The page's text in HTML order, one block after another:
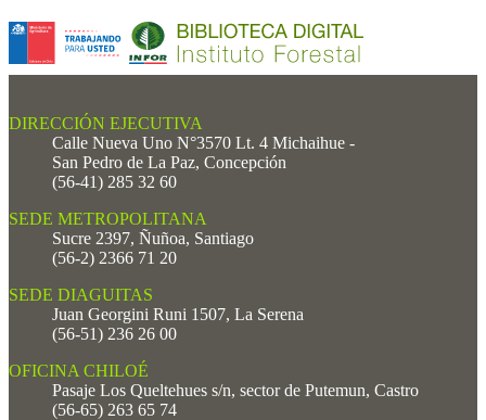
DIRECCIÓN EJECUTIVA
Calle Nueva Uno N°3570 Lt. 4 Michaihue -
San Pedro de La Paz, Concepción
(56-41) 285 32 60
SEDE METROPOLITANA
Sucre 2397, Ñuñoa, Santiago
(56-2) 2366 71 20
SEDE DIAGUITAS
Juan Georgini Runi 1507, La Serena
(56-51) 236 26 00
OFICINA CHILOÉ
Pasaje Los Queltehues s/n, sector de Putemun, Castro
(56-65) 263 65 74